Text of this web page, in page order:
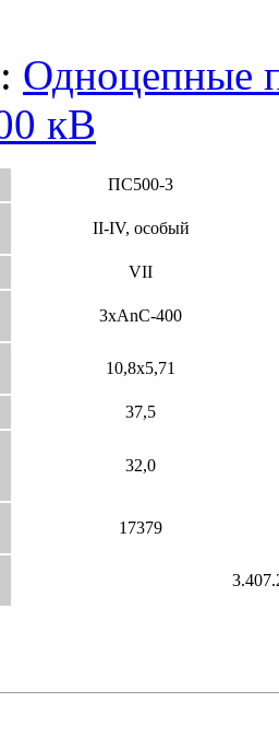
Одноцепные
кВ
ПС500-3
II-IV, особый
VII
3хАnС-400
10,8х5,71
37,5
32,0
17379